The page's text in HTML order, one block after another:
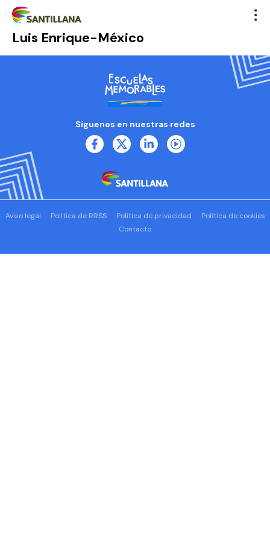
Luis Enrique-México
Síguenos en nuestras redes
Aviso legal Política de RRSS Política de privacidad
Política de cookies
Contacto